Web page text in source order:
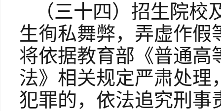
（三十四）招生院
生徇私舞弊，弄虚作假
将依据教育部《普通高
法》相关规定严肃处理
犯罪的，依法追究刑事